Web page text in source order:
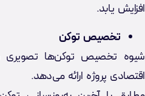
افزایش یابد.
تخصیص توکن
شیوه تخصیص توکن‌ها تصویری
اقتصادی پروژه ارائه می‌دهد.